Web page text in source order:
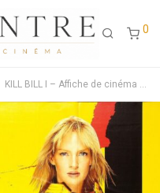
0
KILL BILL I – Affiche de cinéma originale – Approximativement 40X60